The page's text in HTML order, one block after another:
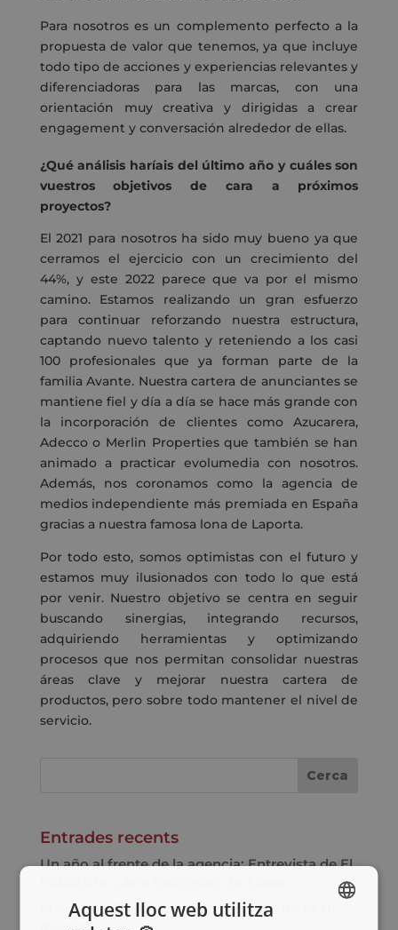
Para nosotros es un complemento perfecto a la
propuesta de valor que tenemos, ya que incluye
todo tipo de acciones y experiencias relevantes y
diferenciadoras para las marcas, con una
orientación muy creativa y dirigidas a crear
engagement y conversación alrededor de ellas.
¿Qué análisis haríais del último año y cuáles son
vuestros objetivos de cara a próximos
proyectos?
El 2021 para nosotros ha sido muy bueno ya que
cerramos el ejercicio con un crecimiento del
44%, y este 2022 parece que va por el mismo
camino. Estamos realizando un gran esfuerzo
para continuar reforzando nuestra estructura,
captando nuevo talento y reteniendo a los casi
100 profesionales que ya forman parte de la
familia Avante. Nuestra cartera de anunciantes se
mantiene fiel y día a día se hace más grande con
la incorporación de clientes como Azucarera,
Adecco o Merlin Properties que también se han
animado a practicar evolumedia con nosotros.
Además, nos coronamos como la agencia de
medios independiente más premiada en España
gracias a nuestra famosa lona de Laporta.
Por todo esto, somos optimistas con el futuro y
estamos muy ilusionados con todo lo que está
por venir. Nuestro objetivo se centra en seguir
buscando sinergias, integrando recursos,
adquiriendo herramientas y optimizando
procesos que nos permitan consolidar nuestras
áreas clave y mejorar nuestra cartera de
productos, pero sobre todo mantener el nivel de
servicio.
Entrades recents
Un año al frente de la agencia: Entrevista de El
El asalto a TikTok: cuando el medio no es tu
mensaje
Aquest lloc web utilitza